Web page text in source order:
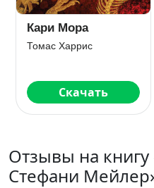
Рождество
Эркюля Пуаро
Читать
Отзывы на
Стефани